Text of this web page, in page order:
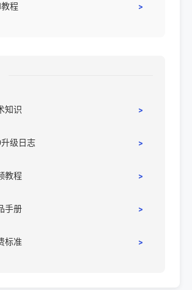
程
知识
/环境
级日志
教程
手册
标准